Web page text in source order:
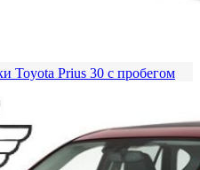
Toyota Prius 30 с пробегом